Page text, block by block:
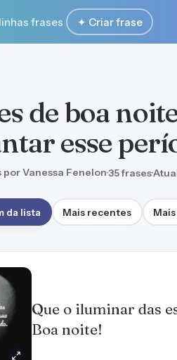
frases ✦ Criar frase
de boa
esse
Vanessa Fenelon·35 frases·
da lista Mais recentes
Que o iluminar das
Boa noite!